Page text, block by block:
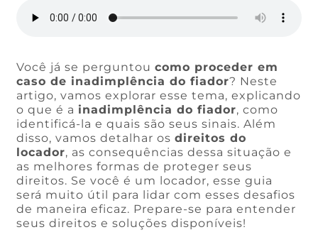
Você já se perguntoucomo proceder em
caso de inadimplência do fiador? Neste
artigo, vamos explorar esse tema, explicando
o que é a inadimplência do fiador, como
identificá-la e quais são seus sinais. Além
disso, vamos detalhar osdireitos do
locador, as consequências dessa situação e
as melhores formas de proteger seus
direitos. Se você é um locador, esse guia
será muito útil para lidar com esses desafios
de maneira eficaz. Prepare-se para entender
seus direitos e soluções disponíveis!